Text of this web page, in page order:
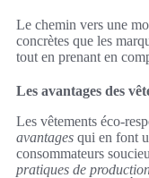
Le chemin vers une
concrètes que les
tout en prenant en
Les avantages des
Les vêtements éco-
avantages qui en font
consommateurs
pratiques de